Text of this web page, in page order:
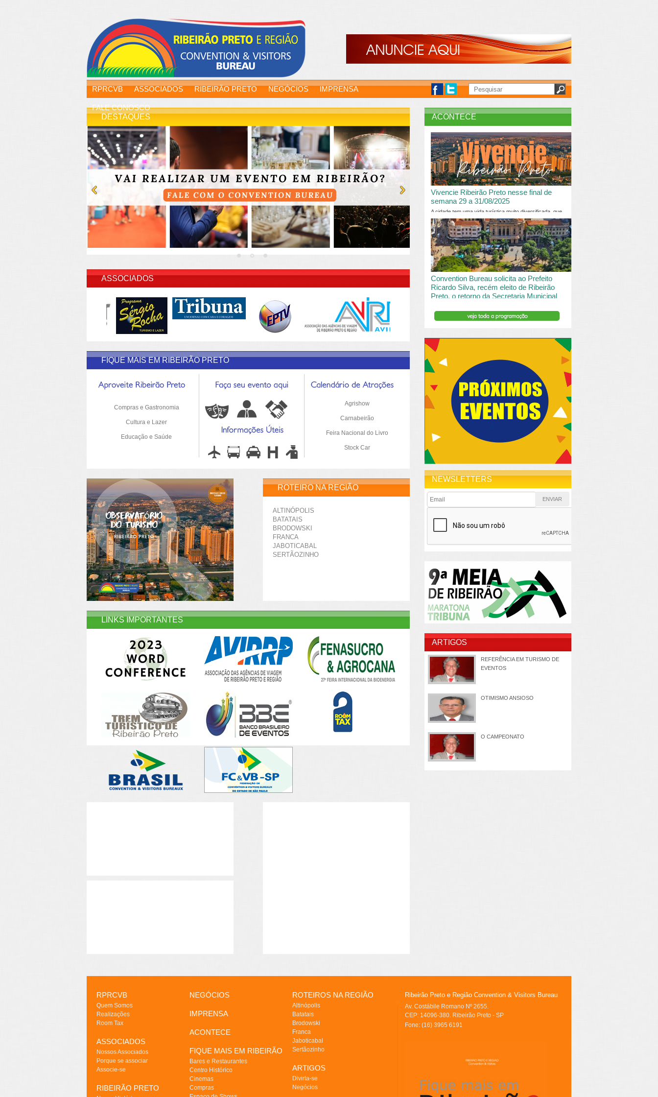
RPRCVB ASSOCIADOS RIBEIRÃO PRETO NEGÓCIOS IMPRENSA
FALE CONOSCO
DESTAQUES
INSERIR DESCRIÇÃO DO POST/PAGINAS
ASSOCIADOS
FIQUE MAIS EM RIBEIRÃO PRETO
Compras e Gastronomia
Cultura e Lazer
Educação e Saúde
Agrishow
Carnabeirão
Feira Nacional do Livro
Stock Car
ROTEIRO NA REGIÃO
ALTINÓPOLIS
BATATAIS
BRODOWSKI
FRANCA
JABOTICABAL
SERTÃOZINHO
LINKS IMPORTANTES
ACONTECE
Vivencie Ribeirão Preto nesse final de
semana 29 a 31/08/2025
A cidade tem uma vida turística muito diversificada, que
vai desde o turismo de saude à contemplação de
passaros....
Convention Bureau solicita ao Prefeito
Ricardo Silva, recém eleito de Ribeirão
Preto, o retorno da Secretaria Municipal
O Ribeirão Preto e Região Convention & Visitors Bureau
NEWSLETTERS
ARTIGOS
REFERÊNCIA EM TURISMO DE
EVENTOS
OTIMISMO ANSIOSO
O CAMPEONATO
RPRCVB
Quem Somos
Realizações
Room Tax
ASSOCIADOS
Nossos Associados
Porque se associar
Associe-se
RIBEIRÃO PRETO
NEGÓCIOS
IMPRENSA
ACONTECE
FIQUE MAIS EM RIBEIRÃO
Bares e Restaurantes
Centro Histórico
Cinemas
Compras
ROTEIROS NA REGIÃO
Altinópolis
Batatais
Brodowski
Franca
Jaboticabal
Sertãozinho
ARTIGOS
Divirta-se
Negócios
Ribeirão Preto e Região Convention & Visitors Bureau
Av. Costábile Romano Nº 2655.
CEP: 14096-380. Ribeirão Preto - SP
Fone: (16) 3965 6191